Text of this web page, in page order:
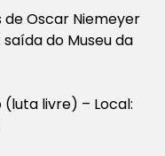
de Oscar Niemeyer
do Museu da
(luta livre) – Local: